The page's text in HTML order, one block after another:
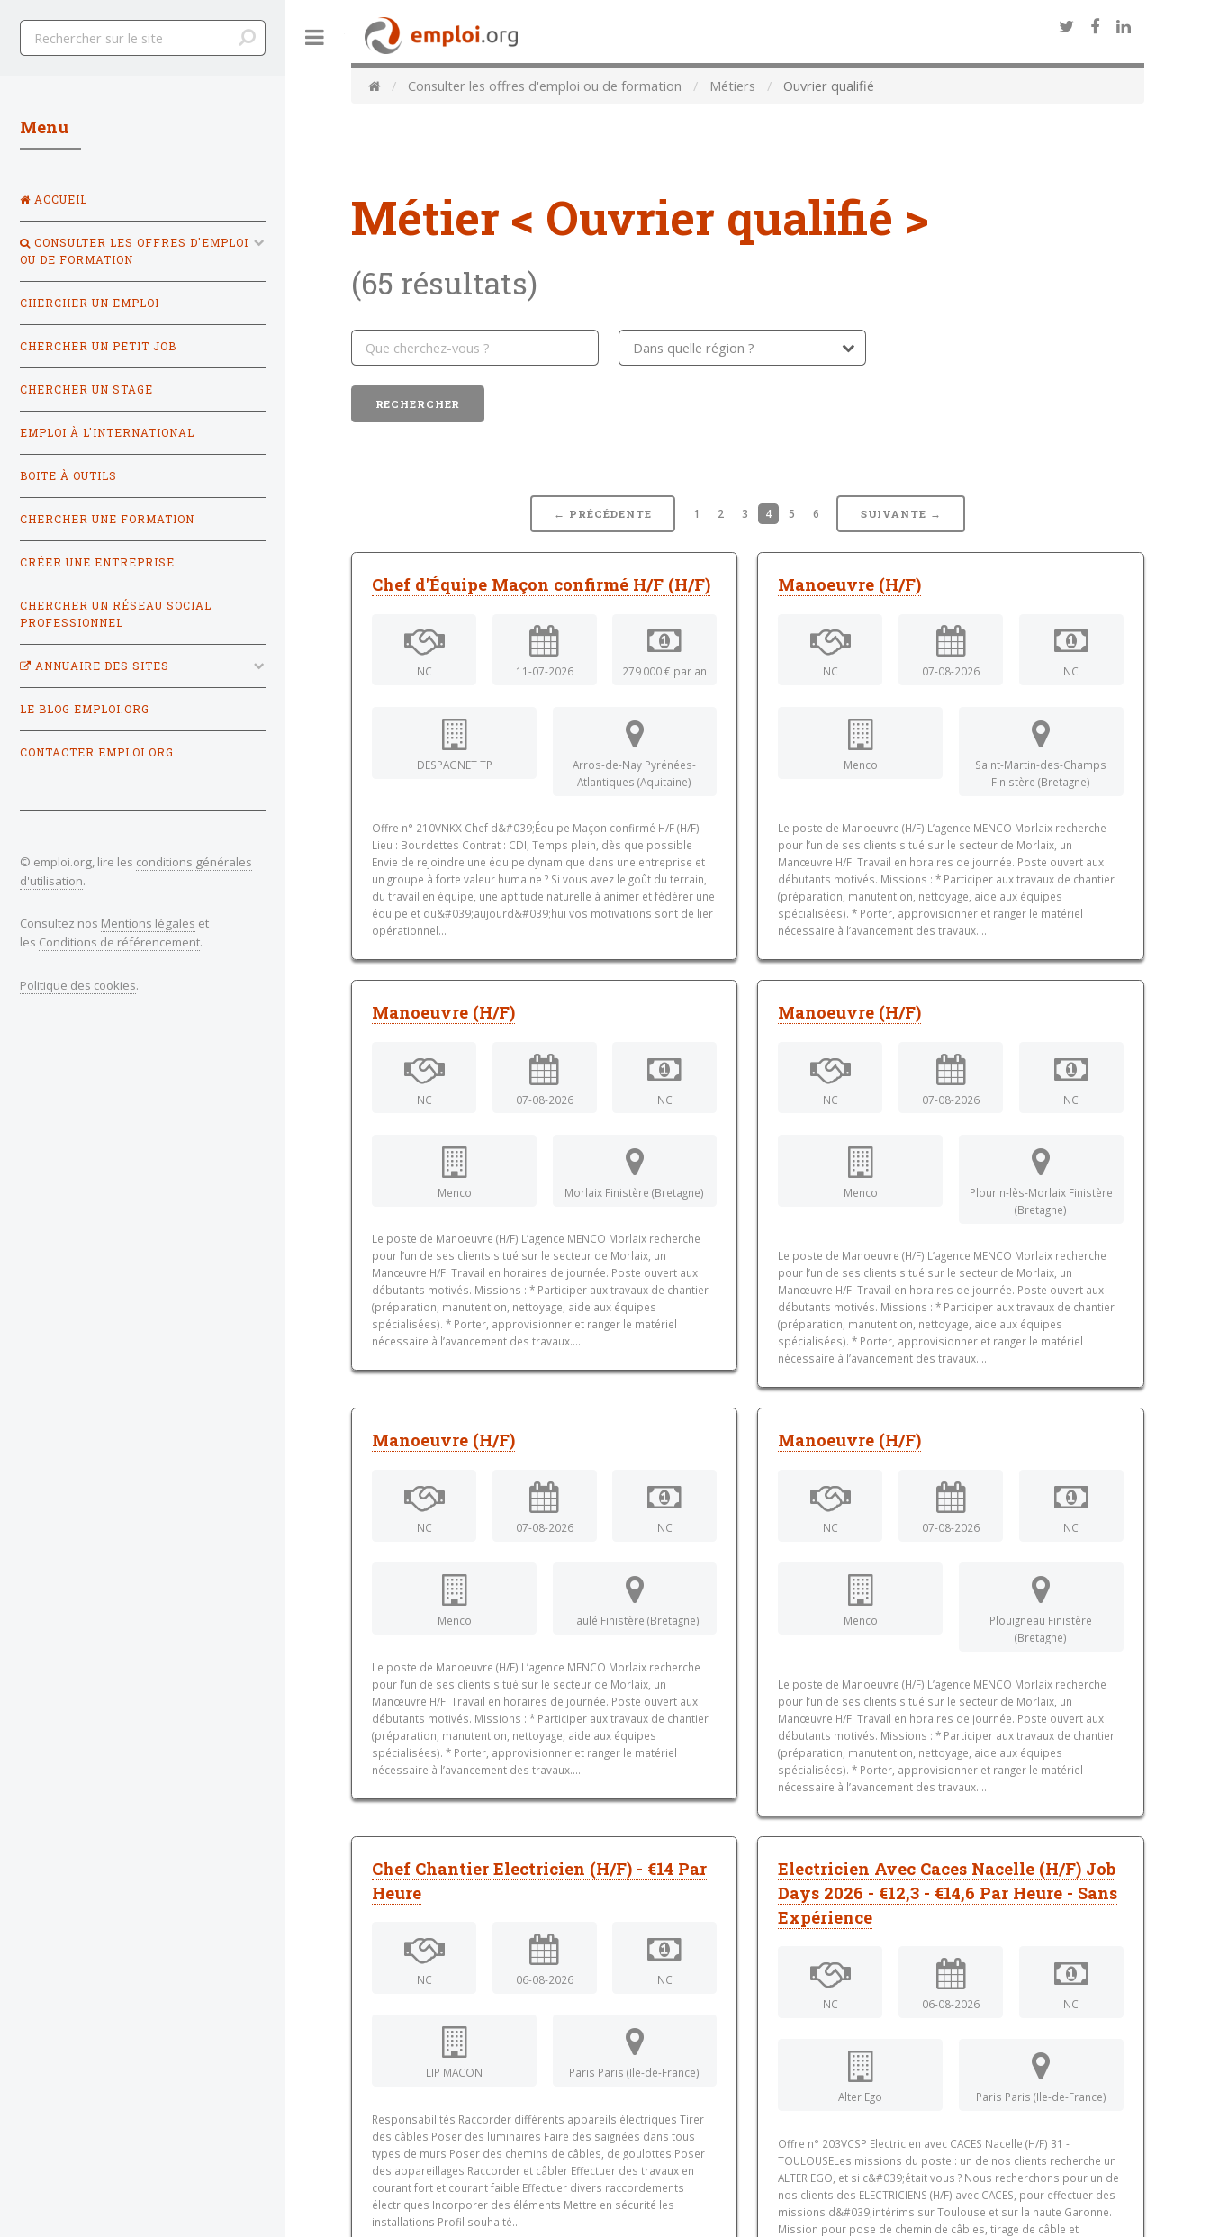
Consulter les offres d'emploi ou de formation Métiers Ouvrier qualifié
Métier < Ouvrier qualifié >
(65 résultats)
← PRÉCÉDENTE 1 2 3 4 5 6 SUIVANTE →
Chef d'Équipe Maçon confirmé H/F (H/F)
NC 11-07-2026 279 000 € par an
DESPAGNET TP
Arros-de-Nay Pyrénées-
Atlantiques (Aquitaine)
Offre n° 210VNKX Chef d&#039;Équipe Maçon confirmé H/F (H/F)
Lieu : Bourdettes Contrat : CDI, Temps plein, dès que possible
Envie de rejoindre une équipe dynamique dans une entreprise et
un groupe à forte valeur humaine ? Si vous avez le goût du terrain,
du travail en équipe, une aptitude naturelle à animer et fédérer une
équipe et qu&#039;aujourd&#039;hui vos motivations sont de lier
opérationnel...
Manoeuvre (H/F)
NC 07-08-2026 NC
Menco
Saint-Martin-des-Champs
Finistère (Bretagne)
Le poste de Manoeuvre (H/F) L’agence MENCO Morlaix recherche
pour l’un de ses clients situé sur le secteur de Morlaix, un
Manœuvre H/F. Travail en horaires de journée. Poste ouvert aux
débutants motivés. Missions : * Participer aux travaux de chantier
(préparation, manutention, nettoyage, aide aux équipes
spécialisées). * Porter, approvisionner et ranger le matériel
nécessaire à l’avancement des travaux....
Manoeuvre (H/F)
NC 07-08-2026 NC
Menco Morlaix Finistère (Bretagne)
Le poste de Manoeuvre (H/F) L’agence MENCO Morlaix recherche
pour l’un de ses clients situé sur le secteur de Morlaix, un
Manœuvre H/F. Travail en horaires de journée. Poste ouvert aux
débutants motivés. Missions : * Participer aux travaux de chantier
(préparation, manutention, nettoyage, aide aux équipes
spécialisées). * Porter, approvisionner et ranger le matériel
nécessaire à l’avancement des travaux....
Manoeuvre (H/F)
NC 07-08-2026 NC
Menco
Plourin-lès-Morlaix Finistère
(Bretagne)
Le poste de Manoeuvre (H/F) L’agence MENCO Morlaix recherche
pour l’un de ses clients situé sur le secteur de Morlaix, un
Manœuvre H/F. Travail en horaires de journée. Poste ouvert aux
débutants motivés. Missions : * Participer aux travaux de chantier
(préparation, manutention, nettoyage, aide aux équipes
spécialisées). * Porter, approvisionner et ranger le matériel
nécessaire à l’avancement des travaux....
Manoeuvre (H/F)
NC 07-08-2026 NC
Menco Taulé Finistère (Bretagne)
Le poste de Manoeuvre (H/F) L’agence MENCO Morlaix recherche
pour l’un de ses clients situé sur le secteur de Morlaix, un
Manœuvre H/F. Travail en horaires de journée. Poste ouvert aux
débutants motivés. Missions : * Participer aux travaux de chantier
(préparation, manutention, nettoyage, aide aux équipes
spécialisées). * Porter, approvisionner et ranger le matériel
nécessaire à l’avancement des travaux....
Manoeuvre (H/F)
NC 07-08-2026 NC
Menco
Plouigneau Finistère
(Bretagne)
Le poste de Manoeuvre (H/F) L’agence MENCO Morlaix recherche
pour l’un de ses clients situé sur le secteur de Morlaix, un
Manœuvre H/F. Travail en horaires de journée. Poste ouvert aux
débutants motivés. Missions : * Participer aux travaux de chantier
(préparation, manutention, nettoyage, aide aux équipes
spécialisées). * Porter, approvisionner et ranger le matériel
nécessaire à l’avancement des travaux....
Chef Chantier Electricien (H/F) - €14 Par
Heure
NC 06-08-2026 NC
LIP MACON Paris Paris (Ile-de-France)
Responsabilités Raccorder différents appareils électriques Tirer
des câbles Poser des luminaires Faire des saignées dans tous
types de murs Poser des chemins de câbles, de goulottes Poser
des appareillages Raccorder et câbler Effectuer des travaux en
courant fort et courant faible Effectuer divers raccordements
électriques Incorporer des éléments Mettre en sécurité les
installations Profil souhaité...
Electricien Avec Caces Nacelle (H/F) Job
Days 2026 - €12,3 - €14,6 Par Heure - Sans
Expérience
NC 06-08-2026 NC
Alter Ego Paris Paris (Ile-de-France)
Offre n° 203VCSP Electricien avec CACES Nacelle (H/F) 31 -
TOULOUSELes missions du poste : un de nos clients recherche un
ALTER EGO, et si c&#039;était vous ? Nous recherchons pour un de
nos clients des ELECTRICIENS (H/F) avec CACES, pour effectuer des
missions d&#039;intérims sur Toulouse et sur la haute Garonne.
Mission pour pose de chemin de câbles, tirage de câble et
Menu
ACCUEIL
CONSULTER LES OFFRES D'EMPLOI
OU DE FORMATION
CHERCHER UN EMPLOI
CHERCHER UN PETIT JOB
CHERCHER UN STAGE
EMPLOI À L'INTERNATIONAL
BOITE À OUTILS
CHERCHER UNE FORMATION
CRÉER UNE ENTREPRISE
CHERCHER UN RÉSEAU SOCIAL
PROFESSIONNEL
ANNUAIRE DES SITES
LE BLOG EMPLOI.ORG
CONTACTER EMPLOI.ORG
© emploi.org, lire les conditions générales
d'utilisation.
Consultez nos Mentions légales et
les Conditions de référencement.
Politique des cookies.
Toggle